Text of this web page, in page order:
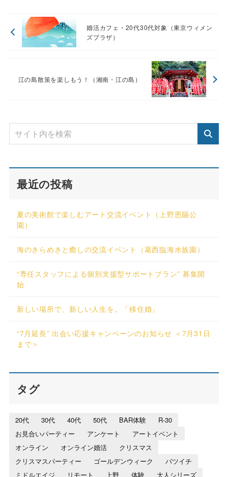
婚活カフェ・20代30代対象（東京ウィメン
ズプラザ）
江の島散策を楽しもう！（湘南・江の島）
最近の投稿
夏の美術館で楽しむアート交流イベント（上野恩賜公
園）
海のきらめきと癒しの交流イベント（葛西臨海水族園）
“専任スタッフによる個別支援型サポートプラン” 募集開
始
新しい場所で、新しい人生を。「移住婚」
“7月延長” 出会い応援キャンペーンのお知らせ ＜7月31日
まで＞
タグ
20代 30代 40代 50代 BAR体験
R-30
お見合いパーティー
アンケート
アートイベント
オンライン
オンライン婚活
クリスマス
クリスマスパーティー
ゴールデンウィーク
バツイチ
ミドルエイジ
リモート 上野 体験 大人シリーズ